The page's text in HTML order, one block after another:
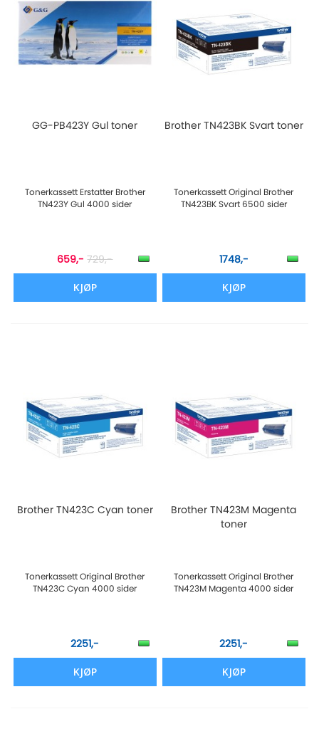
GG-PB423Y Gul toner
Tonerkassett Erstatter Brother
TN423Y Gul 4000 sider
659,- 729,-
KJØP
Brother TN423BK Svart toner
Tonerkassett Original Brother
TN423BK Svart 6500 sider
1748,-
KJØP
Brother TN423C Cyan toner
Tonerkassett Original Brother
TN423C Cyan 4000 sider
2251,-
KJØP
Brother TN423M Magenta
toner
Tonerkassett Original Brother
TN423M Magenta 4000 sider
2251,-
KJØP